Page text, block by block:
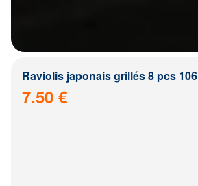
Raviolis japonais grillés 8 pcs 106
7.50 €